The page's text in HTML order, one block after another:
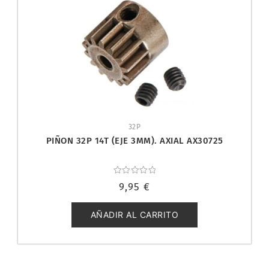
32P
PIÑON 32P 14T (EJE 3MM). AXIAL AX30725
con
de
5
9,95 €
AÑADIR AL CARRITO